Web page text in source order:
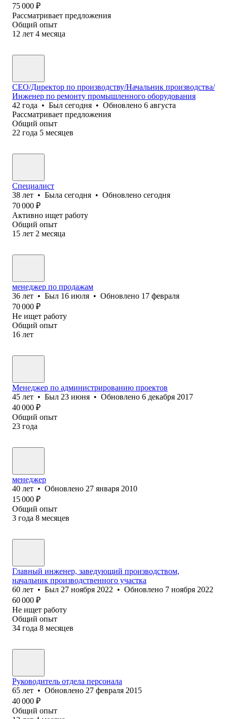
75 000 ₽
Рассматривает предложения
Общий опыт
12 лет 4 месяца
СЕО/Директор по производству/Начальник производства/
Инженер по ремонту промышленного оборудования
42 года • Был сегодня • Обновлено 6 августа
Рассматривает предложения
Общий опыт
22 года 5 месяцев
Специалист
38 лет • Была сегодня • Обновлено сегодня
70 000 ₽
Активно ищет работу
Общий опыт
15 лет 2 месяца
менеджер по продажам
36 лет • Был 16 июля • Обновлено 17 февраля
70 000 ₽
Не ищет работу
Общий опыт
16 лет
Менеджер по администрированию проектов
45 лет • Был 23 июня • Обновлено 6 декабря 2017
40 000 ₽
Общий опыт
23 года
менеджер
40 лет • Обновлено 27 января 2010
15 000 ₽
Общий опыт
3 года 8 месяцев
Главный инженер, заведующий производством,
начальник производственного участка
60 лет • Был 27 ноября 2022 • Обновлено 7 ноября 2022
60 000 ₽
Не ищет работу
Общий опыт
34 года 8 месяцев
Руководитель отдела персонала
65 лет • Обновлено 27 февраля 2015
40 000 ₽
Общий опыт